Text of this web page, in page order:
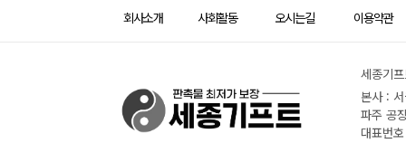
회사소개 사회활동 오시는길 이용약관
세종기
본사 :
파주 공
대표번